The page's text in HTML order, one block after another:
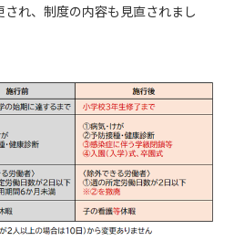
れ、制度の内容も見直されまし